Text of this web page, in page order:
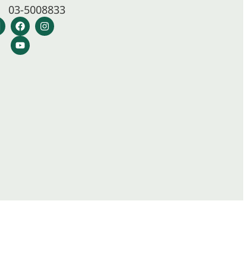
03-5008833